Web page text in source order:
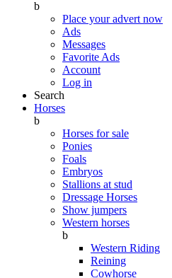
b
Place your advert now
Ads
Messages
Favorite Ads
Account
Log in
Search
Horses
b
Horses for sale
Ponies
Foals
Embryos
Stallions at stud
Dressage Horses
Show jumpers
Western horses
b
Western Riding
Reining
Cowhorse